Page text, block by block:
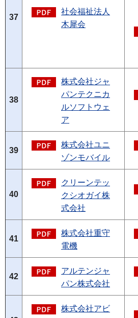
37
社会福祉法人
木犀会
38
株式会社ジャ
パンテクニカ
ルソフトウェ
ア
39
株式会社ユニ
ゾンモバイル
40
クリーンテッ
クシオガイ株
式会社
41
株式会社重守
電機
42
アルテンジャ
パン株式会社
株式会社アビ